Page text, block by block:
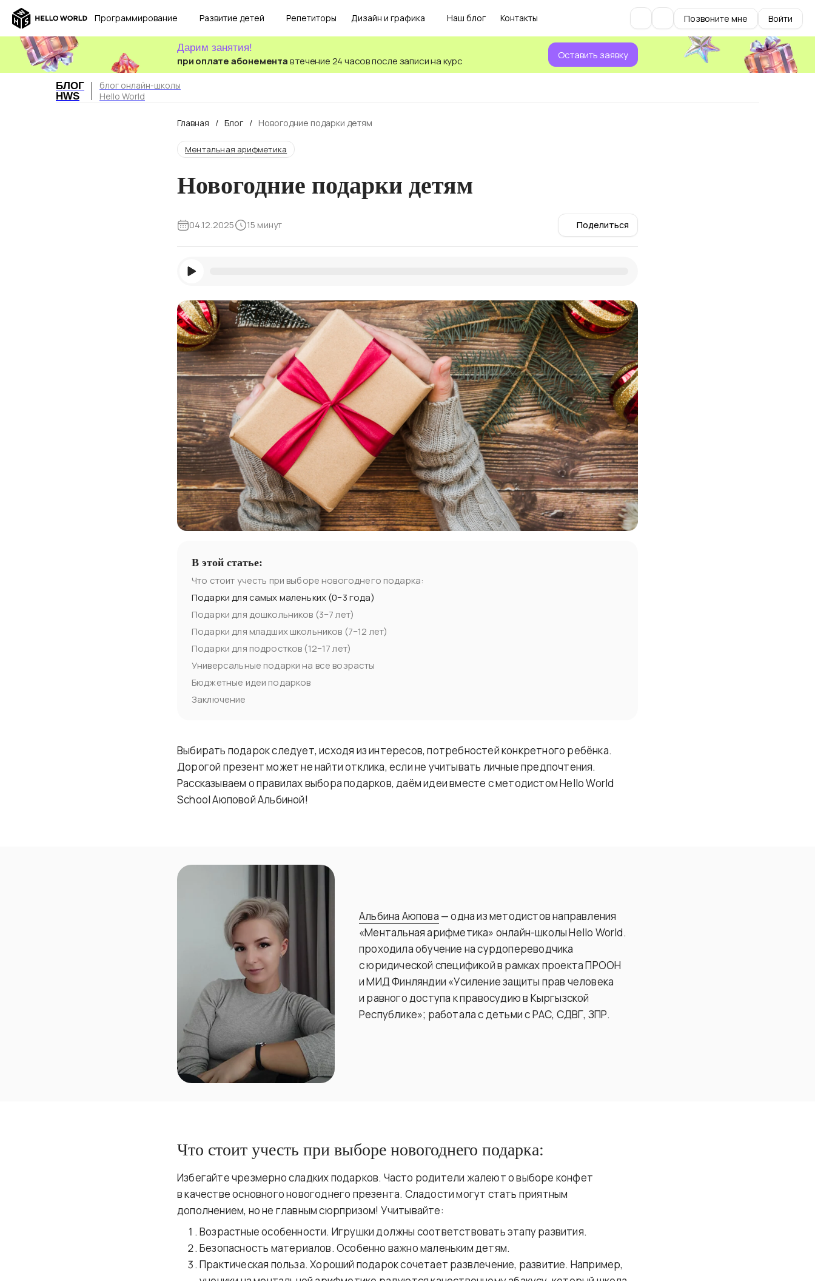
Программирование Развитие детей Репетиторы Дизайн и графика Наш блог Контакты Позвоните мне Войти
при оплате абонементав течение 24 часов после записи на курс
Дарим занятия!
Оставить заявку
БЛОГ
HWS
блог онлайн-школы
Hello World
Главная / Блог / Новогодние подарки детям
Ментальная арифметика
Новогодние подарки детям
04.12.2025 15 минут Поделиться
В этой статье:
Что стоит учесть при выборе новогоднего подарка:
Подарки для самых маленьких (0−3 года)
Подарки для дошкольников (3−7 лет)
Подарки для младших школьников (7−12 лет)
Подарки для подростков (12−17 лет)
Универсальные подарки на все возрасты
Бюджетные идеи подарков
Заключение
Выбирать подарок следует, исходя из интересов, потребностей конкретного ребёнка.
Дорогой презент может не найти отклика, если не учитывать личные предпочтения.
Рассказываем о правилах выбора подарков, даём идеи вместе с методистом Hello World
School Аюповой Альбиной!
Альбина Аюпова — одна из методистов направления
«Ментальная арифметика» онлайн-школы Hello World.
проходила обучение на сурдопереводчика
с юридической спецификой в рамках проекта ПРООН
и МИД Финляндии «Усиление защиты прав человека
и равного доступа к правосудию в Кыргызской
Республике»; работала с детьми с РАС, СДВГ, ЗПР.
Что стоит учесть при выборе новогоднего подарка:
Избегайте чрезмерно сладких подарков. Часто родители жалеют о выборе конфет
в качестве основного новогоднего презента. Сладости могут стать приятным
дополнением, но не главным сюрпризом! Учитывайте:
Возрастные особенности. Игрушки должны соответствовать этапу развития.
Безопасность материалов. Особенно важно маленьким детям.
Практическая польза. Хороший подарок сочетает развлечение, развитие. Например,